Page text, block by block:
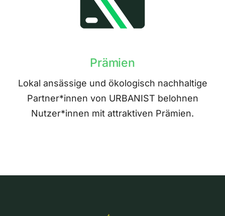
Prämien
Lokal ansässige und ökologisch nachhaltige
Partner*innen von URBANIST belohnen
Nutzer*innen mit attraktiven Prämien.